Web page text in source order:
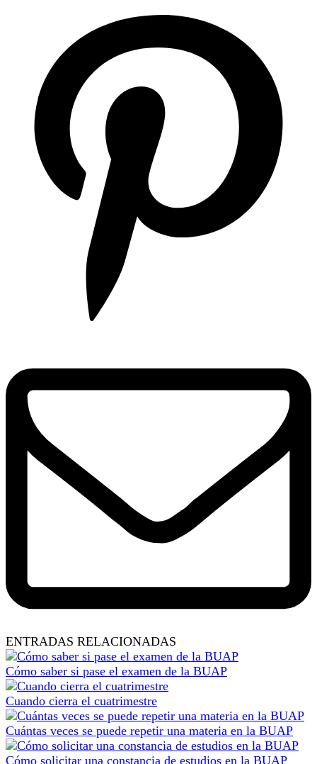
ENTRADAS RELACIONADAS
Cómo saber si pase el examen de la BUAP
Cuando cierra el cuatrimestre
Cuántas veces se puede repetir una materia en la BUAP
Cómo solicitar una constancia de estudios en la BUAP